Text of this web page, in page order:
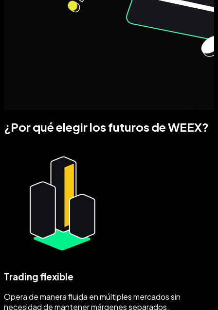
¿Por qué elegir los futuros de WEEX?
Trading flexible
Opera de manera fluida en múltiples mercados sin
necesidad de mantener márgenes separados.